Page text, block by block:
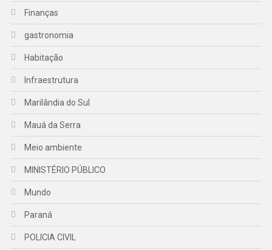
Finanças
gastronomia
Habitação
Infraestrutura
Marilândia do Sul
Mauá da Serra
Meio ambiente
MINISTÉRIO PÚBLICO
Mundo
Paraná
POLICIA CIVIL